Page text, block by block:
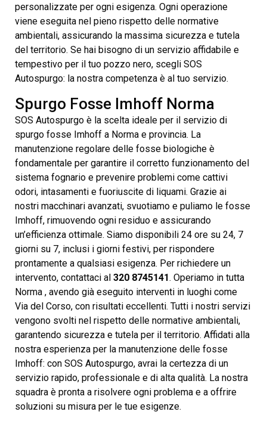
personalizzate per ogni esigenza. Ogni operazione
viene eseguita nel pieno rispetto delle normative
ambientali, assicurando la massima sicurezza e tutela
del territorio. Se hai bisogno di un servizio affidabile e
tempestivo per il tuo pozzo nero, scegli SOS
Autospurgo: la nostra competenza è al tuo servizio.
Spurgo Fosse Imhoff Norma
SOS Autospurgo è la scelta ideale per il servizio di
spurgo fosse Imhoff a Norma e provincia. La
manutenzione regolare delle fosse biologiche è
fondamentale per garantire il corretto funzionamento del
sistema fognario e prevenire problemi come cattivi
odori, intasamenti e fuoriuscite di liquami. Grazie ai
nostri macchinari avanzati, svuotiamo e puliamo le fosse
Imhoff, rimuovendo ogni residuo e assicurando
un’efficienza ottimale. Siamo disponibili 24 ore su 24, 7
giorni su 7, inclusi i giorni festivi, per rispondere
prontamente a qualsiasi esigenza. Per richiedere un
intervento, contattaci al 320 8745141. Operiamo in tutta
Norma , avendo già eseguito interventi in luoghi come
Via del Corso, con risultati eccellenti. Tutti i nostri servizi
vengono svolti nel rispetto delle normative ambientali,
garantendo sicurezza e tutela per il territorio. Affidati alla
nostra esperienza per la manutenzione delle fosse
Imhoff: con SOS Autospurgo, avrai la certezza di un
servizio rapido, professionale e di alta qualità. La nostra
squadra è pronta a risolvere ogni problema e a offrire
soluzioni su misura per le tue esigenze.